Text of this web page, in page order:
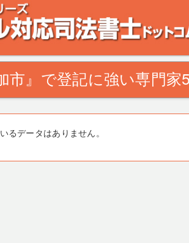
司法書士ドットコム。田舎の空き家・空き地の対
決致します！
市』で登記に強い専門家
るデータはありません。